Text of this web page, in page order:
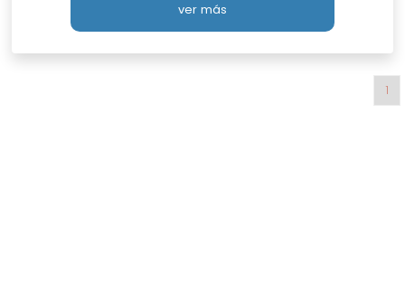
ver más
1